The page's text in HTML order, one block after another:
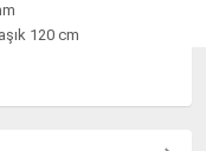
120 cm